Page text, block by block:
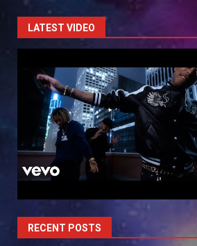
LATEST VIDEO
RECENT POSTS